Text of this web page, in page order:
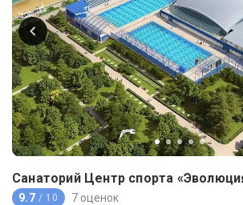
Санаторий Центр спорта
9.7 / 10 7 оценок